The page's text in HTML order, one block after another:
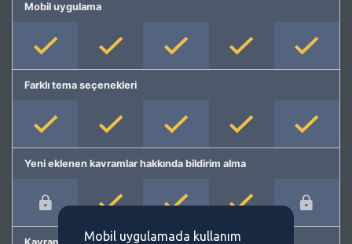
Mobil uygulama
Farklı tema seçenekleri
Yeni eklenen kavramlar hakkında bildirim alma
Mobil uygulamada kullanım